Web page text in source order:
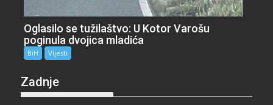
Oglasilo se tužilaštvo: U Kotor Varošu
poginula dvojica mladića
BiH Vijesti
Zadnje